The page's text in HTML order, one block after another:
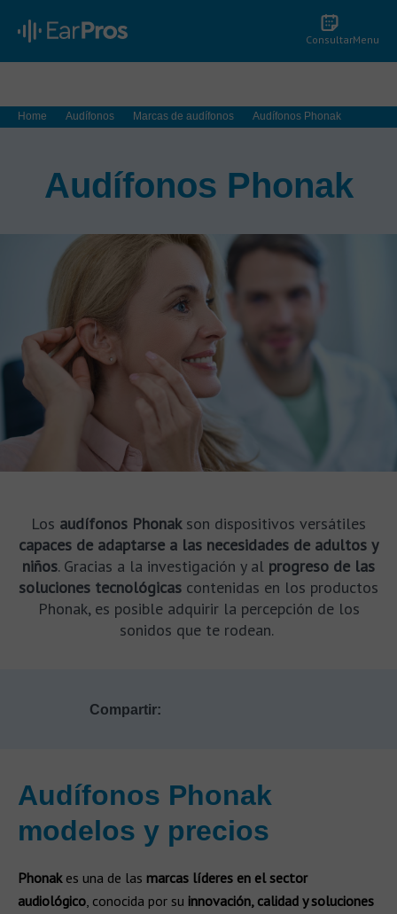
ConsultarMenu
Home Audífonos Marcas de audífonos Audífonos Phonak
Audífonos Phonak
Los audífonos Phonakson dispositivos versátiles
capaces de adaptarse a las necesidades de adultos y
niños. Gracias a la investigación y al progreso de las
soluciones tecnológicas contenidas en los productos
Phonak, es posible adquirir la percepción de los
sonidos que te rodean.
Compartir:
Audífonos Phonak
modelos y precios​
Phonak es una de las marcas líderes en el sector
audiológico, conocida por su innovación, calidad y soluciones